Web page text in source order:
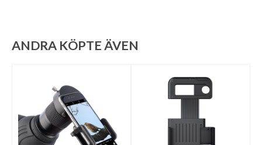
ANDRA KÖPTE ÄVEN